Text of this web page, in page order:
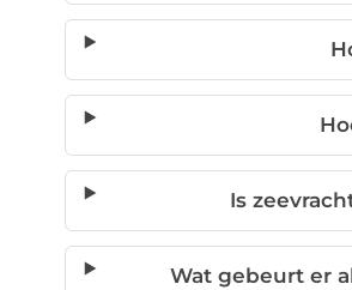
Is
Wat gebeurt er